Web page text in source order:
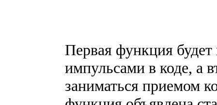
Первая функция
импульсами в коде, а
заниматься приемом